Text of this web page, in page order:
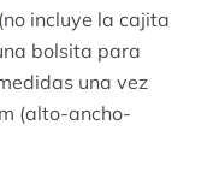
(no incluye la cajita
bolsita para
una vez
(alto-ancho-